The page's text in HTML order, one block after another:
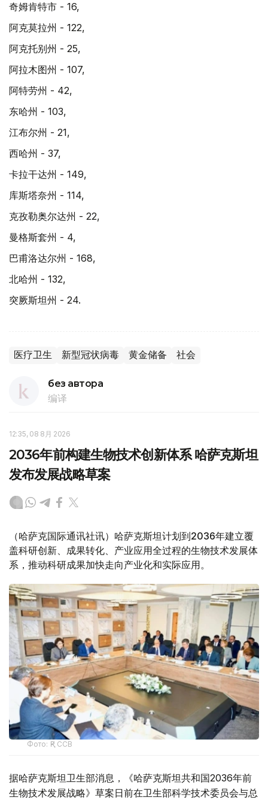
奇姆肯特市 - 16,
阿克莫拉州 - 122,
阿克托别州 - 25,
阿拉木图州 - 107,
阿特劳州 - 42,
东哈州 - 103,
江布尔州 - 21,
西哈州 - 37,
卡拉干达州 - 149,
库斯塔奈州 - 114,
克孜勒奥尔达州 - 22,
曼格斯套州 - 4,
巴甫洛达尔州 - 168,
北哈州 - 132,
突厥斯坦州 - 24.
医疗卫生 新型冠状病毒 黄金储备 社会
без автора
编译
12:35, 08 8月 2026
2036年前构建生物技术创新体系 哈萨克斯坦
发布发展战略草案
（哈萨克国际通讯社讯）哈萨克斯坦计划到2036年建立覆
盖科研创新、成果转化、产业应用全过程的生物技术发展体
系，推动科研成果加快走向产业化和实际应用。
Фото: ҚР ССВ
据哈萨克斯坦卫生部消息，《哈萨克斯坦共和国2036年前
生物技术发展战略》草案日前在卫生部科学技术委员会与总